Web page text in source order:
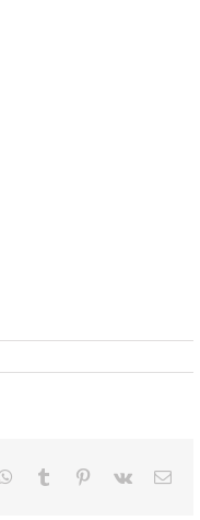
WhatsApp
Tumblr Pinterest
Vk